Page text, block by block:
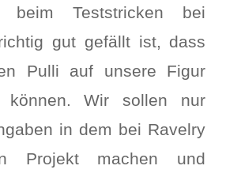
beim Teststricken bei
gut gefällt ist, dass
Pulli auf unsere Figur
können. Wir sollen nur
in dem bei Ravelry
Projekt machen und